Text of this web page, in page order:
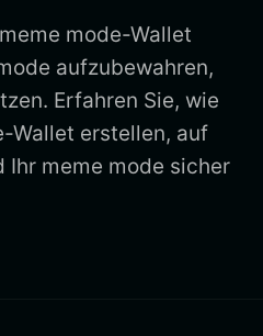
mode-Wallet
aufzubewahren,
Erfahren Sie, wie
Wallet erstellen, auf
Ihr meme mode sicher